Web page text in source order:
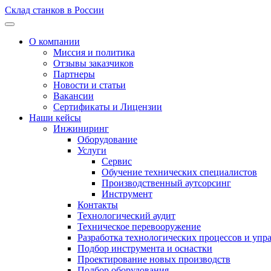
Склад станков в России
О компании
Миссия и политика
Отзывы заказчиков
Партнеры
Новости и статьи
Вакансии
Сертификаты и Лицензии
Наши кейсы
Инжиниринг
Оборудование
Услуги
Сервис
Обучение технических специалистов
Производственный аутсорсинг
Инструмент
Контакты
Технологический аудит
Техническое перевооружение
Разработка технологических процессов и
Подбор инструмента и оснастки
Проектирование новых производств